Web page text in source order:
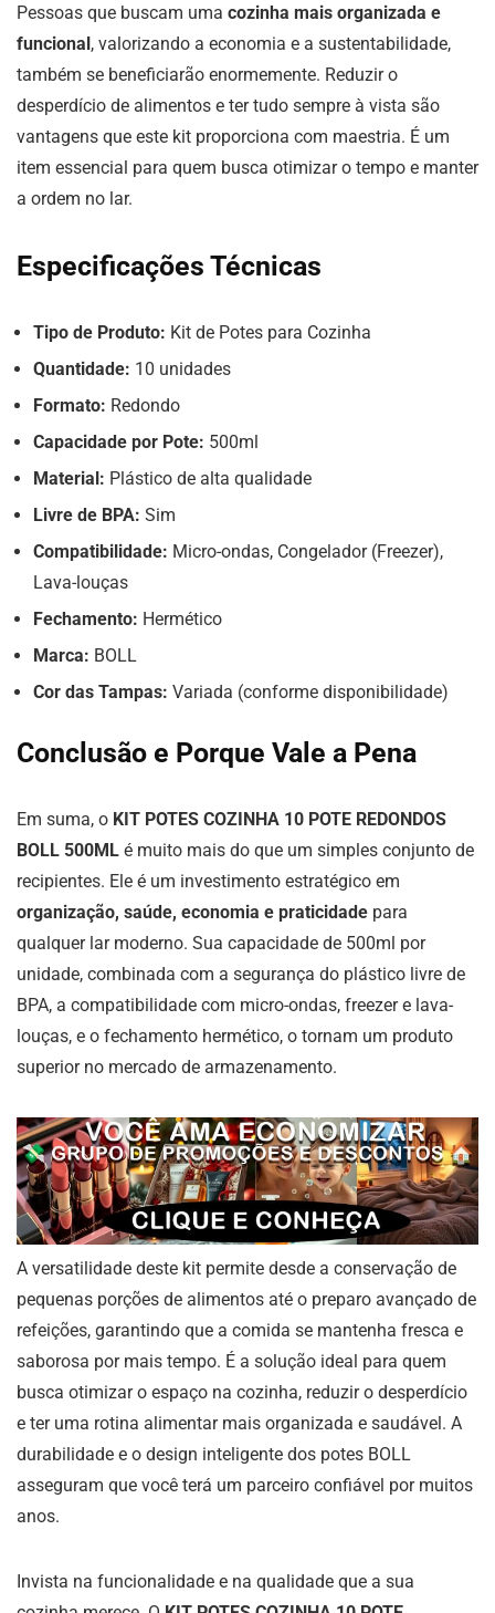
Pessoas que buscam uma cozinha mais organizada e
funcional, valorizando a economia e a sustentabilidade,
também se beneficiarão enormemente. Reduzir o
desperdício de alimentos e ter tudo sempre à vista são
vantagens que este kit proporciona com maestria. É um
item essencial para quem busca otimizar o tempo e manter
a ordem no lar.
Especificações Técnicas
Tipo de Produto: Kit de Potes para Cozinha
Quantidade: 10 unidades
Formato: Redondo
Capacidade por Pote: 500ml
Material: Plástico de alta qualidade
Livre de BPA: Sim
Compatibilidade: Micro-ondas, Congelador (Freezer),
Lava-louças
Fechamento: Hermético
Marca: BOLL
Cor das Tampas: Variada (conforme disponibilidade)
Conclusão e Porque Vale a Pena
Em suma, o KIT POTES COZINHA 10 POTE REDONDOS
BOLL 500ML é muito mais do que um simples conjunto de
recipientes. Ele é um investimento estratégico em
organização, saúde, economia e praticidade para
qualquer lar moderno. Sua capacidade de 500ml por
unidade, combinada com a segurança do plástico livre de
BPA, a compatibilidade com micro-ondas, freezer e lava-
louças, e o fechamento hermético, o tornam um produto
superior no mercado de armazenamento.
A versatilidade deste kit permite desde a conservação de
pequenas porções de alimentos até o preparo avançado de
refeições, garantindo que a comida se mantenha fresca e
saborosa por mais tempo. É a solução ideal para quem
busca otimizar o espaço na cozinha, reduzir o desperdício
e ter uma rotina alimentar mais organizada e saudável. A
durabilidade e o design inteligente dos potes BOLL
asseguram que você terá um parceiro confiável por muitos
anos.
Invista na funcionalidade e na qualidade que a sua